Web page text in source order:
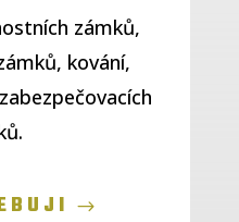
zámků,
kování,